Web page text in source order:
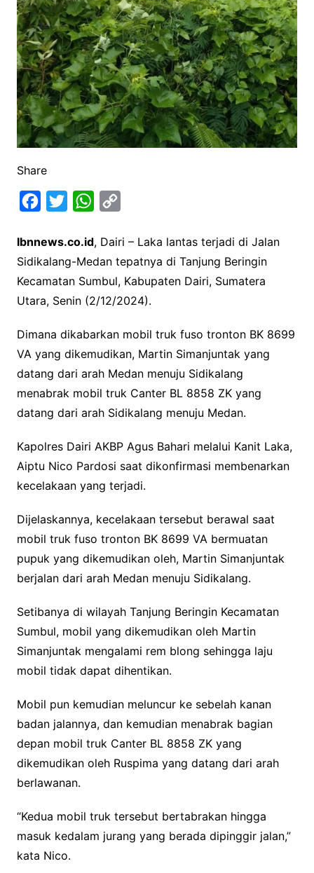
Share
c
e
b
o
i
t
t
e
r
W
a
t
s
A
p
y
L
i
Ibnnews.co.id, Dairi – Laka lantas terjadi di Jalan
Sidikalang-Medan tepatnya di Tanjung Beringin
Kecamatan Sumbul, Kabupaten Dairi, Sumatera
Utara, Senin (2/12/2024).
Dimana dikabarkan mobil truk fuso tronton BK 8699
VA yang dikemudikan, Martin Simanjuntak yang
datang dari arah Medan menuju Sidikalang
menabrak mobil truk Canter BL 8858 ZK yang
datang dari arah Sidikalang menuju Medan.
Kapolres Dairi AKBP Agus Bahari melalui Kanit Laka,
Aiptu Nico Pardosi saat dikonfirmasi membenarkan
kecelakaan yang terjadi.
Dijelaskannya, kecelakaan tersebut berawal saat
mobil truk fuso tronton BK 8699 VA bermuatan
pupuk yang dikemudikan oleh, Martin Simanjuntak
berjalan dari arah Medan menuju Sidikalang.
Setibanya di wilayah Tanjung Beringin Kecamatan
Sumbul, mobil yang dikemudikan oleh Martin
Simanjuntak mengalami rem blong sehingga laju
mobil tidak dapat dihentikan.
Mobil pun kemudian meluncur ke sebelah kanan
badan jalannya, dan kemudian menabrak bagian
depan mobil truk Canter BL 8858 ZK yang
dikemudikan oleh Ruspima yang datang dari arah
berlawanan.
“Kedua mobil truk tersebut bertabrakan hingga
masuk kedalam jurang yang berada dipinggir jalan,”
kata Nico.